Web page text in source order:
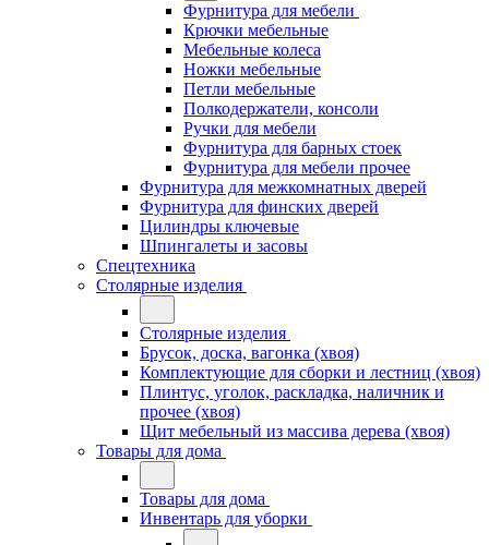
Фурнитура для мебели
Крючки мебельные
Мебельные колеса
Ножки мебельные
Петли мебельные
Полкодержатели, консоли
Ручки для мебели
Фурнитура для барных стоек
Фурнитура для мебели прочее
Фурнитура для межкомнатных дверей
Фурнитура для финских дверей
Цилиндры ключевые
Шпингалеты и засовы
Спецтехника
Столярные изделия
Столярные изделия
Брусок, доска, вагонка (хвоя)
Комплектующие для сборки и лестниц (хвоя)
Плинтус, уголок, раскладка, наличник и
прочее (хвоя)
Щит мебельный из массива дерева (хвоя)
Товары для дома
Товары для дома
Инвентарь для уборки